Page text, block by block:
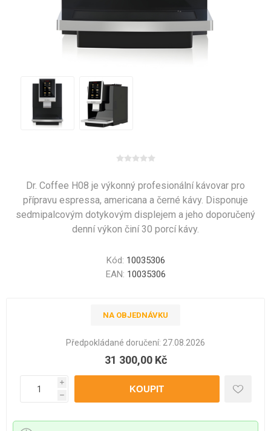
Dr. Coffee H08 je výkonný profesionální kávovar pro
přípravu espressa, americana a černé kávy. Disponuje
sedmipalcovým dotykovým displejem a jeho doporučený
denní výkon činí 30 porcí kávy.
Kód: 10035306
EAN: 10035306
NA OBJEDNÁVKU
Předpokládané doručení: 27.08.2026
31 300,00 Kč
i
h